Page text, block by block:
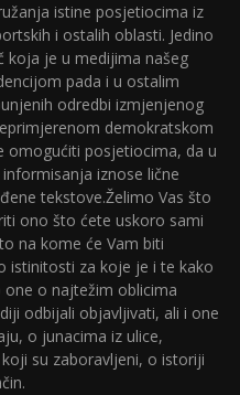
istine posjetiocima iz
i ostalih oblasti. Jedino
koja je u medijima našeg
pada i u ostalim
odredbi izmjenjenog
demokratskom
omogućiti posjetiocima, da u
iznose lične
tekstove.Želimo Vas što
ono što ćete uskoro sami
na kome će Vam biti
istinitosti za koje je i te kako
o najtežim oblicima
odbijali objavljivati, ali i one
o junacima iz ulice,
su zaboravljeni, o istoriji